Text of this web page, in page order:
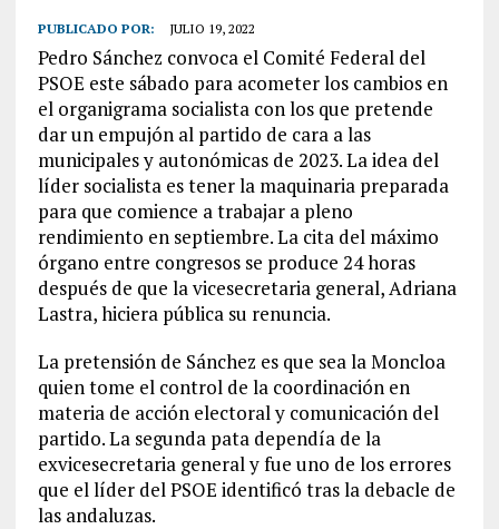
PUBLICADO POR: JULIO 19, 2022
Pedro Sánchez convoca el Comité Federal del
PSOE este sábado para acometer los cambios en
el organigrama socialista con los que pretende
dar un empujón al partido de cara a las
municipales y autonómicas de 2023. La idea del
líder socialista es tener la maquinaria preparada
para que comience a trabajar a pleno
rendimiento en septiembre. La cita del máximo
órgano entre congresos se produce 24 horas
después de que la vicesecretaria general, Adriana
Lastra, hiciera pública su renuncia.
La pretensión de Sánchez es que sea la Moncloa
quien tome el control de la coordinación en
materia de acción electoral y comunicación del
partido. La segunda pata dependía de la
exvicesecretaria general y fue uno de los errores
que el líder del PSOE identificó tras la debacle de
las andaluzas.